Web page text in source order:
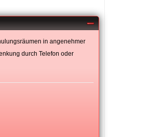
in angenehmer
durch Telefon oder